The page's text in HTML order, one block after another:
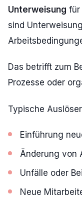
Unterweisung für
sind
Das betrifft zum
Prozesse oder
Typische
Einführung
Änderung von
Unfälle oder
Neue